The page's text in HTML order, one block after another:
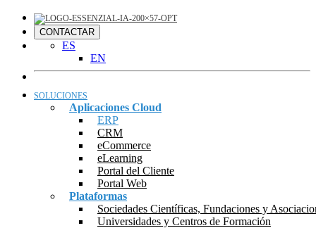
CONTACTAR
ES
EN
SOLUCIONES
Aplicaciones Cloud
ERP
CRM
eCommerce
eLearning
Portal del Cliente
Portal Web
Plataformas
Sociedades Científicas, Fundaciones y
Universidades y Centros de Formación